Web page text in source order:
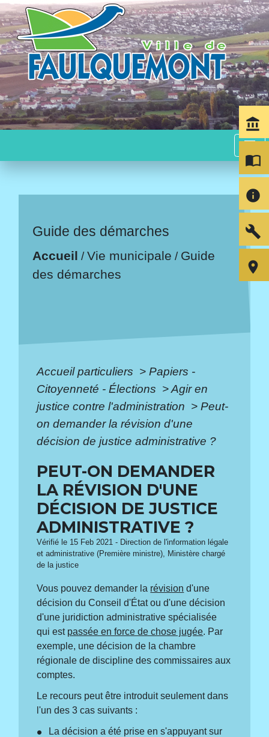
menu
Guide des démarches
Accueil /Vie municipale / Guide
des démarches
Accueil particuliers > Papiers -
Citoyenneté - Élections >Agir en
justice contre l'administration > Peut-
on demander la révision d'une
décision de justice administrative ?
PEUT-ON DEMANDER
LA RÉVISION D'UNE
DÉCISION DE JUSTICE
ADMINISTRATIVE ?
Vérifié le 15 Feb 2021 - Direction de l'information légale
et administrative (Première ministre), Ministère chargé
de la justice
Vous pouvez demander la révision d'une
décision du Conseil d'État ou d'une décision
d'une juridiction administrative spécialisée
qui est passée en force de chose jugée. Par
exemple, une décision de la chambre
régionale de discipline des commissaires aux
comptes.
Le recours peut être introduit seulement dans
l'un des 3 cas suivants :
La décision a été prise en s'appuyant sur
account_balance
import_contacts
info
build
room